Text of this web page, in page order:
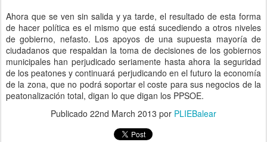
Ahora que se ven sin salida y ya tarde, el resultado de esta forma
de hacer política es el mismo que está sucediendo a otros niveles
de gobierno, nefasto. Los apoyos de una supuesta mayoría de
ciudadanos que respaldan la toma de decisiones de los gobiernos
municipales han perjudicado seriamente hasta ahora la seguridad
de los peatones y continuará perjudicando en el futuro la economía
de la zona, que no podrá soportar el coste para sus negocios de la
peatonalización total, digan lo que digan los PPSOE.
Publicado 22nd March 2013 por PLIEBalear